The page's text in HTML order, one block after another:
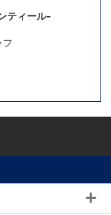
ティール-
フ